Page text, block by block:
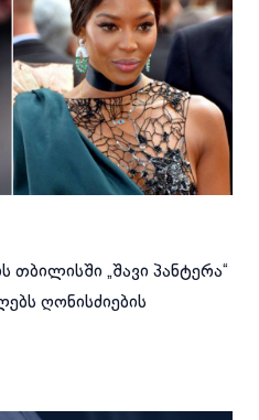
„შავი პანტერა“
ღონისძიების